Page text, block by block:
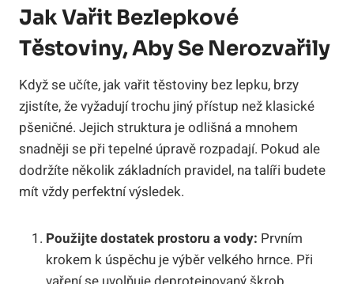
Jak Vařit Bezlepkové
Těstoviny, Aby Se Nerozvařily
Když se učíte, jak vařit těstoviny bez lepku, brzy
zjistíte, že vyžadují trochu jiný přístup než klasické
pšeničné. Jejich struktura je odlišná a mnohem
snadněji se při tepelné úpravě rozpadají. Pokud ale
dodržíte několik základních pravidel, na talíři budete
mít vždy perfektní výsledek.
Použijte dostatek prostoru a vody: Prvním
krokem k úspěchu je výběr velkého hrnce. Při